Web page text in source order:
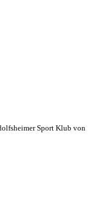
Sport Klub von